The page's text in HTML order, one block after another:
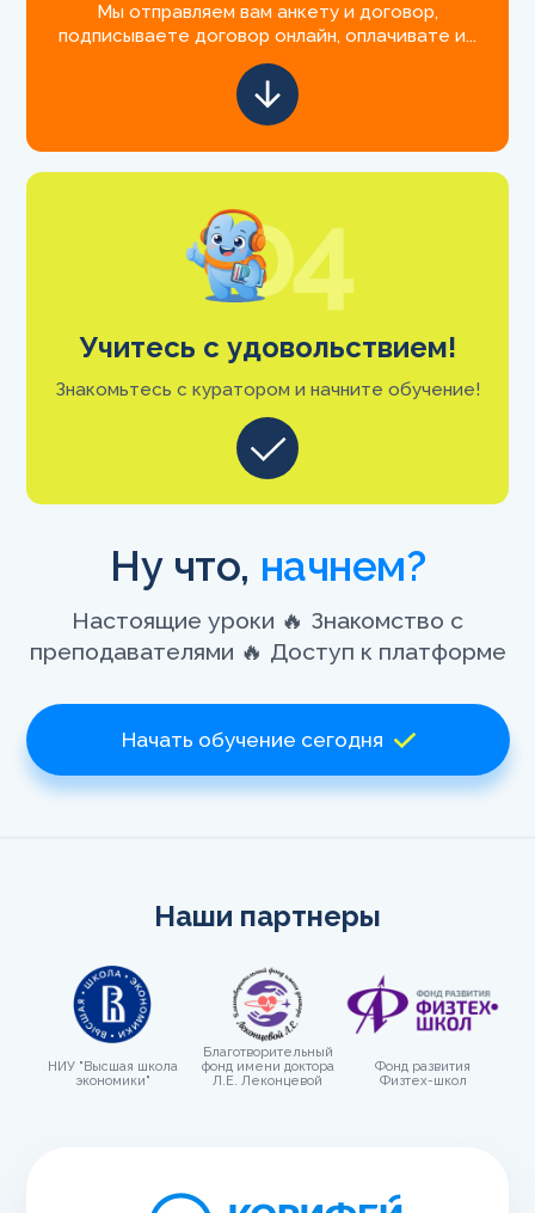
Мы отправляем вам анкету и договор,
подписываете договор онлайн, оплачивате и...
Учитесь с удовольствием!
Знакомьтесь с куратором и начните обучение!
Ну что, начнем?
Настоящие уроки 🔥 Знакомство с
преподавателями 🔥 Доступ к платформе
Начать обучение сегодня
Наши партнеры
НИУ "Высшая школа
экономики"
Благотворительный
фонд имени доктора
Л.Е. Леконцевой
Фонд развития
Физтех-школ